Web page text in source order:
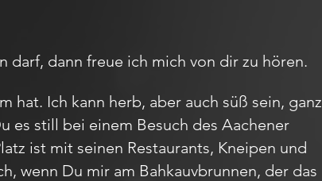
dann freue ich mich von dir zu hören.
hat. Ich kann herb, aber auch süß sein, ganz
es still bei einem Besuch des Aachener
ist mit seinen Restaurants, Kneipen und
wenn Du mir am Bahkauvbrunnen, der das